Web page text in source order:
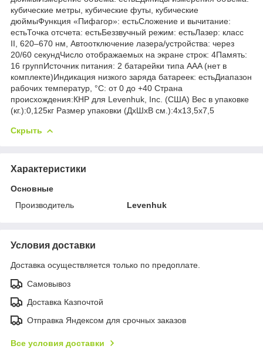
кубические метры, кубические футы, кубические
дюймыФункция «Пифагор»: естьСложение и вычитание:
естьТочка отсчета: естьБеззвучный режим: естьЛазер: класс
II, 620–670 нм, Автоотключение лазера/устройства: через
20/60 секундЧисло отображаемых на экране строк: 4Память:
16 группИсточник питания: 2 батарейки типа AAA (нет в
комплекте)Индикация низкого заряда батареек: естьДиапазон
рабочих температур, °С: от 0 до +40 Страна
происхождения:КНР для Levenhuk, Inc. (США) Вес в упаковке
(кг.):0,125кг Размер упаковки (ДхШхВ см.):4x13,5x7,5
Скрыть
Характеристики
Основные
Производитель
Levenhuk
Условия доставки
Доставка осуществляется только по предоплате.
Самовывоз
Доставка Казпочтой
Отправка Яндексом для срочных заказов
Все условия доставки